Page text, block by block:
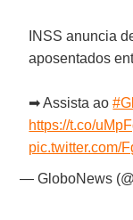
INSS anuncia
aposentados
➡ Assista ao
https://t.co/
pic.twitter.com/
— GloboNews